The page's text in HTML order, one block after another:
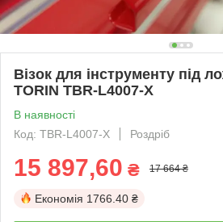
Візок для інструменту під
TORIN TBR-L4007-X
В наявності
Код: TBR-L4007-X
Роздріб
15 897,60 ₴ 17 664 ₴
Економія 1766.40 ₴